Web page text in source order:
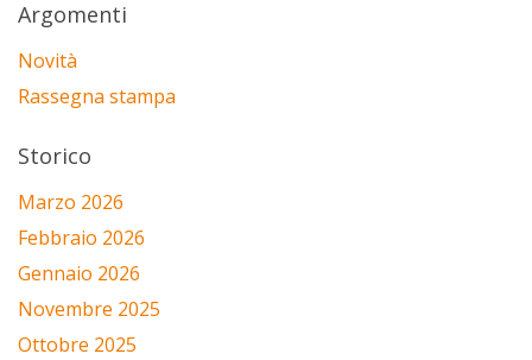
Argomenti
Novità
Rassegna stampa
Storico
Marzo 2026
Febbraio 2026
Gennaio 2026
Novembre 2025
Ottobre 2025